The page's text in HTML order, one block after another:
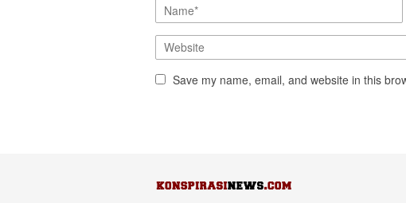
Save my name, email, and website in this